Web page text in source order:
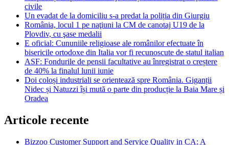
civile
Un evadat de la domiciliu s-a predat la poliția din Giurgiu
România, locul 1 pe naţiuni la CM de canotaj U19 de la
Plovdiv, cu şase medalii
E oficial: Cununiile religioase ale românilor efectuate în
bisericile ortodoxe din Italia vor fi recunoscute de statul italian
ASF: Fondurile de pensii facultative au înregistrat o creștere
de 40% la finalul lunii iunie
Doi coloși industriali se orientează spre România. Giganții
Nidec și Natuzzi își mută o parte din producție la Baia Mare și
Oradea
Articole recente
Bizzoo Customer Support and Service Quality in CA: A